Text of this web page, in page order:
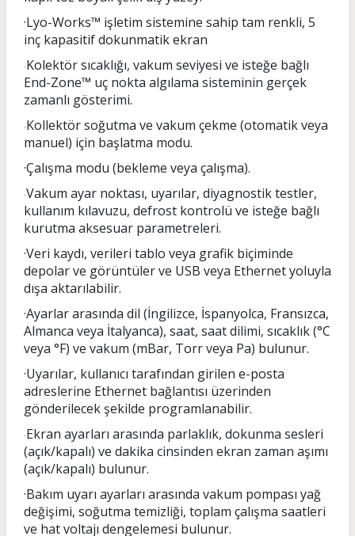
·Lyo-Works™ işletim sistemine sahip tam renkli, 5
inç kapasitif dokunmatik ekran
·Kolektör sıcaklığı, vakum seviyesi ve isteğe bağlı
End-Zone™ uç nokta algılama sisteminin gerçek
zamanlı gösterimi.
·Kollektör soğutma ve vakum çekme (otomatik veya
manuel) için başlatma modu.
·Çalışma modu (bekleme veya çalışma).
·Vakum ayar noktası, uyarılar, diyagnostik testler,
kullanım kılavuzu, defrost kontrolü ve isteğe bağlı
kurutma aksesuar parametreleri.
·Veri kaydı, verileri tablo veya grafik biçiminde
depolar ve görüntüler ve USB veya Ethernet yoluyla
dışa aktarılabilir.
·Ayarlar arasında dil (İngilizce, İspanyolca, Fransızca,
Almanca veya İtalyanca), saat, saat dilimi, sıcaklık (°C
veya °F) ve vakum (mBar, Torr veya Pa) bulunur.
·Uyarılar, kullanıcı tarafından girilen e-posta
adreslerine Ethernet bağlantısı üzerinden
gönderilecek şekilde programlanabilir.
·Ekran ayarları arasında parlaklık, dokunma sesleri
(açık/kapalı) ve dakika cinsinden ekran zaman aşımı
(açık/kapalı) bulunur.
·Bakım uyarı ayarları arasında vakum pompası yağ
değişimi, soğutma temizliği, toplam çalışma saatleri
ve hat voltajı dengelemesi bulunur.